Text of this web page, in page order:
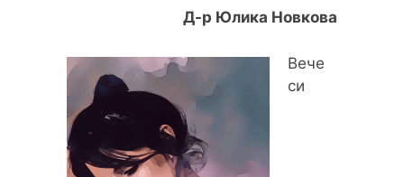
Д-р Юлика Новкова
Вече
си